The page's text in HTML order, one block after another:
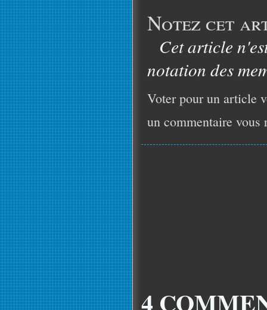
Notez cet
Cet article
notation des
Voter pour un article
un commentaire vous
4